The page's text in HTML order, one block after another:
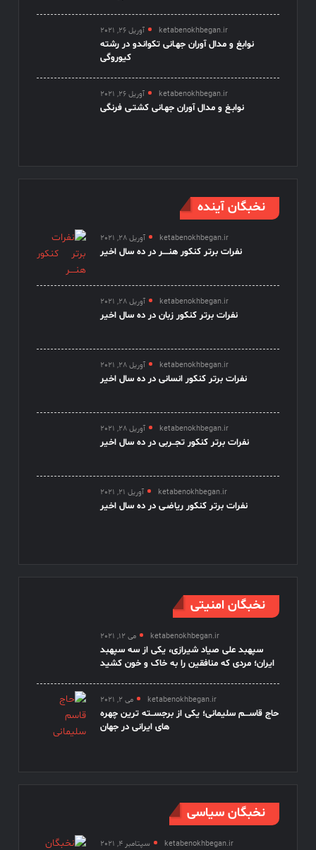
ketabenokhbegan.ir آوریل 26, 2021
نوابغ و مدال آوران جهـانی تکواندو در رشته
کیوروگی
ketabenokhbegan.ir آوریل 26, 2021
نوابـغ و مدال آوران جهـانی کشتـی فرنگی
نخبگان آینده
ketabenokhbegan.ir آوریل 28, 2021
نفرات برتر کنکور هنــــر در ده سال اخیر
ketabenokhbegan.ir آوریل 28, 2021
نفرات برتر کنکور زبان در ده سال اخیر
ketabenokhbegan.ir آوریل 28, 2021
نفرات برتر کنکور انسانی در ده سال اخیر
ketabenokhbegan.ir آوریل 28, 2021
نفرات برتر کنکور تجــربی در ده سال اخیر
ketabenokhbegan.ir آوریل 21, 2021
نفرات برتر کنکور ریاضـی در ده سال اخیر
نخبگان امنیتی
ketabenokhbegan.ir می 12, 2021
سپهبد علی صیاد شیرازی، یکی از سه سپهبد
ایران؛ مردی که منافقین را به خاک و خون کشید
ketabenokhbegan.ir می 2, 2021
حاج قاســـم سلیمانی؛ یکی از برجســته ترین چهره
های ایرانی در جهان
نخبگان سیاسی
ketabenokhbegan.ir سپتامبر 4, 2021